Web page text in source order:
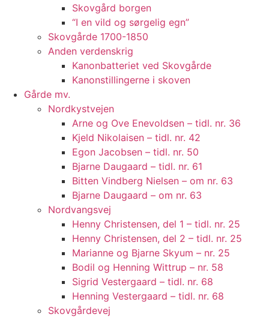
Skovgård borgen
“I en vild og sørgelig egn”
Skovgårde 1700-1850
Anden verdenskrig
Kanonbatteriet ved Skovgårde
Kanonstillingerne i skoven
Gårde mv.
Nordkystvejen
Arne og Ove Enevoldsen – tidl. nr. 36
Kjeld Nikolaisen – tidl. nr. 42
Egon Jacobsen – tidl. nr. 50
Bjarne Daugaard – tidl. nr. 61
Bitten Vindberg Nielsen – om nr. 63
Bjarne Daugaard – om nr. 63
Nordvangsvej
Henny Christensen, del 1 – tidl. nr. 25
Henny Christensen, del 2 – tidl. nr. 25
Marianne og Bjarne Skyum – nr. 25
Bodil og Henning Wittrup – nr. 58
Sigrid Vestergaard – tidl. nr. 68
Henning Vestergaard – tidl. nr. 68
Skovgårdevej